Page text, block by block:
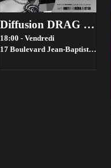
Diffusion DRAG RACE FRANCE saison 4 @ Bistrot ST SO by la House of Jambon Beurre
18:00 - Vendredi
17 Boulevard Jean-Baptiste Lebas, 59000 Lille, France,